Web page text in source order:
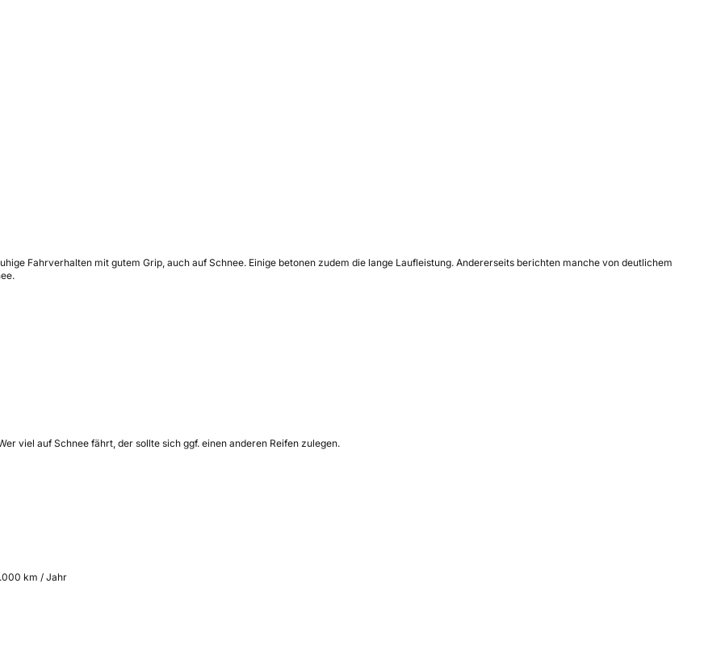
Fahrverhalten mit gutem Grip, auch auf Schnee. Einige betonen zudem die lange Laufleistung. Andererseits berichten manche von deutlichem
viel auf Schnee fährt, der sollte sich ggf. einen anderen Reifen zulegen.
km / Jahr